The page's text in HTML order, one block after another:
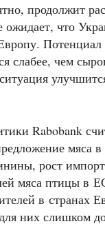
продолжит
ожидает, что
слабее, чем
Rabobank
мяса
рост
мяса птицы в
в странах
них слишком